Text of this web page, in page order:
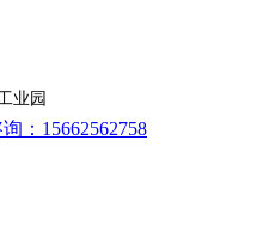
业园
：15662562758